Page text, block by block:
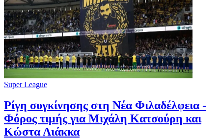
Super League
Ρίγη συγκίνησης στη Νέα Φιλαδέλφεια -
Φόρος τιμής για Μιχάλη Κατσούρη και
Κώστα Λιάκκα